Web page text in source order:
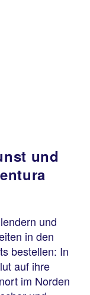
und
und
in den
bestellen: In
auf ihre
im Norden